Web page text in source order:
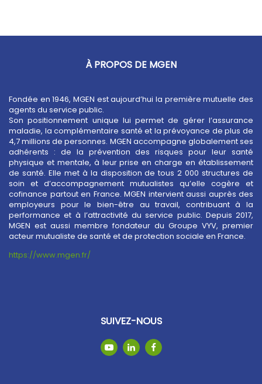
À PROPOS DE MGEN
Fondée en 1946, MGEN est aujourd’hui la première mutuelle des
agents du service public.
Son positionnement unique lui permet de gérer l’assurance
maladie, la complémentaire santé et la prévoyance de plus de
4,7 millions de personnes. MGEN accompagne globalement ses
adhérents : de la prévention des risques pour leur santé
physique et mentale, à leur prise en charge en établissement
de santé. Elle met à la disposition de tous 2 000 structures de
soin et d’accompagnement mutualistes qu’elle cogère et
cofinance partout en France. MGEN intervient aussi auprès des
employeurs pour le bien-être au travail, contribuant à la
performance et à l’attractivité du service public. Depuis 2017,
MGEN est aussi membre fondateur du Groupe VYV, premier
acteur mutualiste de santé et de protection sociale en France.
https://www.mgen.fr/
SUIVEZ-NOUS